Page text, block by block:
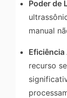
Poder de
manual
Eficiência
recurso